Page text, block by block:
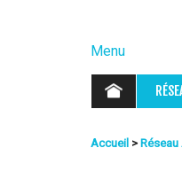
r
Menu
Accueil >